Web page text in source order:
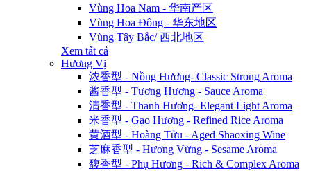
Vùng Hoa Nam - 华南产区
Vùng Hoa Đông - 华东地区
Vùng Tây Bắc/ 西北地区
Xem tất cả
Hương Vị
浓香型 - Nồng Hương- Classic Strong Aroma
酱香型 - Tương Hương - Sauce Aroma
清香型 - Thanh Hương- Elegant Light Aroma
米香型 - Gạo Hương - Refined Rice Aroma
黄酒型 - Hoàng Tửu - Aged Shaoxing Wine
芝麻香型 - Hương Vừng - Sesame Aroma
馥香型 - Phụ Hương - Rich & Complex Aroma